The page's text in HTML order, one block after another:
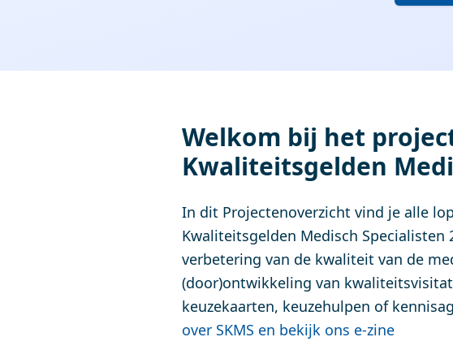
Welkom bij het
Kwaliteitsgelden
In dit Projectenoverzicht vind je alle
Kwaliteitsgelden Medisch Specialisten
verbetering van de kwaliteit van de
(door)ontwikkeling van
keuzekaarten, keuzehulpen of
over SKMS en bekijk ons e-zine